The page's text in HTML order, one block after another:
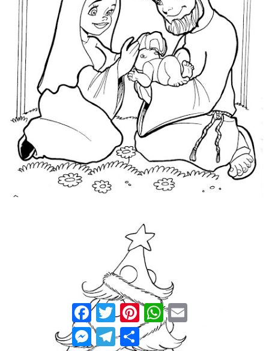
FacebookTwitterPinterestWhatsApp
MessengerTelegramCompartilhar